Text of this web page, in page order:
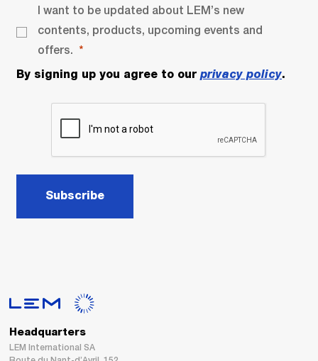
I want to be updated about LEM’s new
contents, products, upcoming events and
offers.
By signing up you agree to our privacy policy.
Subscribe
Headquarters
LEM International SA